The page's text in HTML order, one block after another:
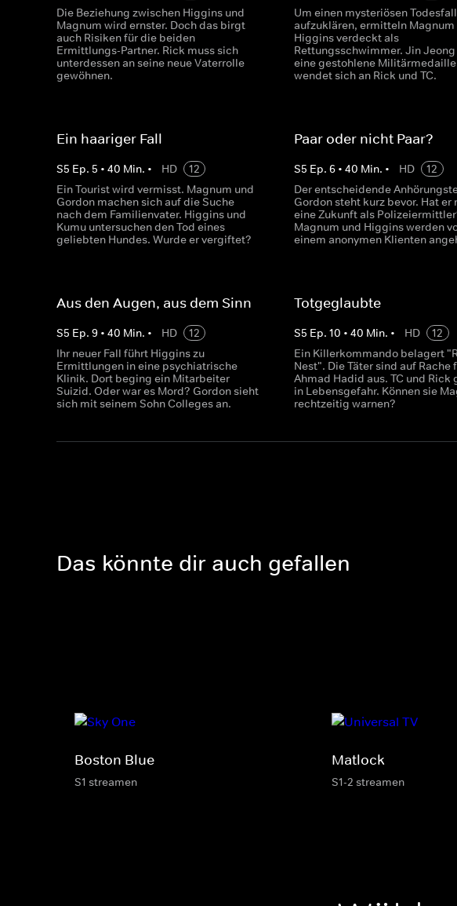
Die Beziehung zwischen Higgins und
Magnum wird ernster. Doch das birgt
auch Risiken für die beiden
Ermittlungs-Partner. Rick muss sich
unterdessen an seine neue Vaterrolle
gewöhnen.
Um einen mysteriösen Todesfall
aufzuklären, ermitteln Magnum
Higgins verdeckt als
Rettungsschwimmer. Jin
eine gestohlene
wendet sich an Rick und TC.
Ein haariger Fall
S5 Ep. 5 • 40 Min. • HD
12
Ein Tourist wird vermisst. Magnum und
Gordon machen sich auf die Suche
nach dem Familienvater. Higgins und
Kumu untersuchen den Tod eines
geliebten Hundes. Wurde er vergiftet?
Paar oder nicht Paar?
S5 Ep.6 •40 Min. • HD
12
Der entscheidende
Gordon steht kurz bevor. Hat er
eine Zukunft als
Magnum und Higgins werden
einem anonymen Klienten
Aus den Augen, aus dem Sinn
S5 Ep. 9 • 40 Min. • HD
12
Ihr neuer Fall führt Higgins zu
Ermittlungen in eine psychiatrische
Klinik. Dort beging ein Mitarbeiter
Suizid. Oder war es Mord? Gordon sieht
sich mit seinem Sohn Colleges an.
Totgeglaubte
S5 Ep.10 •40 Min. • HD
12
Ein Killerkommando belagert
Nest". Die Täter sind auf Rache
Ahmad Hadid aus. TC und Rick
in Lebensgefahr. Können sie
rechtzeitig warnen?
Das könnte dir auch gefallen
Boston Blue
S1 streamen
Matlock
S1-2 streamen